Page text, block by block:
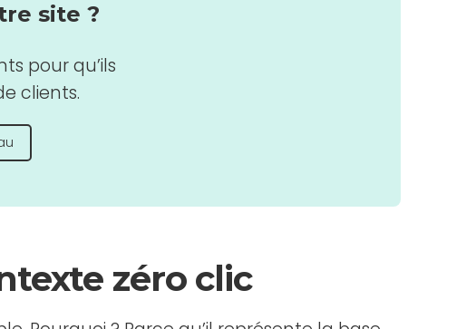
site ?
pour qu’ils
clients.
zéro clic